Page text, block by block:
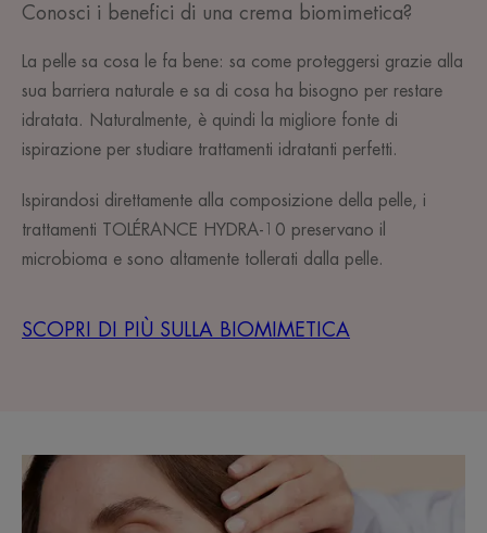
Conosci i benefici di una crema biomimetica?
La pelle sa cosa le fa bene: sa come proteggersi grazie alla
sua barriera naturale e sa di cosa ha bisogno per restare
idratata. Naturalmente, è quindi la migliore fonte di
ispirazione per studiare trattamenti idratanti perfetti.
Ispirandosi direttamente alla composizione della pelle, i
trattamenti TOLÉRANCE HYDRA-10 preservano il
microbioma e sono altamente tollerati dalla pelle.
SCOPRI DI PIÙ SULLA BIOMIMETICA